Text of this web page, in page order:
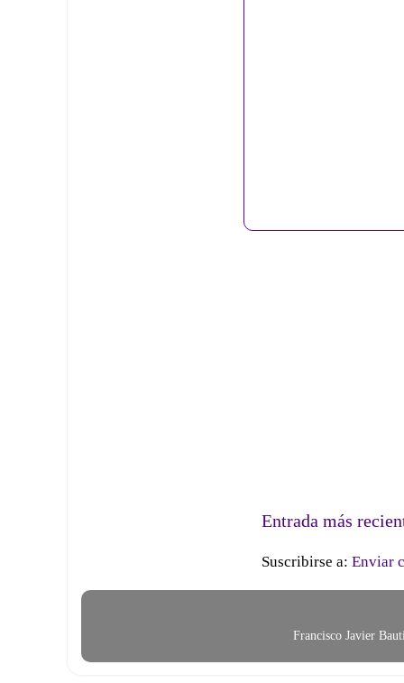
Entrada más
Suscribirse a: Enviar
Francisco Javier